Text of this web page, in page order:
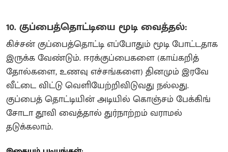
10. குப்பைத்தொட்டியை மூடி வைத்தல்:
கிச்சன் குப்பைத்தொட்டி எப்போதும் மூடி போட்டதாக
இருக்க வேண்டும். ஈரக்குப்பைகளை (காய்கறித்
தோல்களை, உணவு எச்சங்களை) தினமும் இரவே
வீட்டை விட்டு வெளியேற்றிவிடுவது நல்லது.
குப்பைத் தொட்டியின் அடியில் கொஞ்சம் பேக்கிங்
சோடா தூவி வைத்தால் துர்நாற்றம் வராமல்
தடுக்கலாம்.